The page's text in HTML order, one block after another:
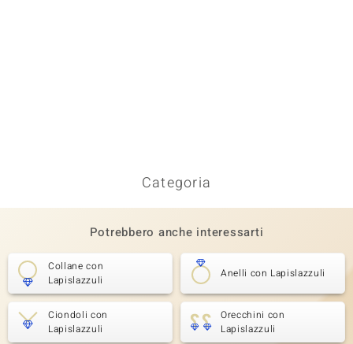
Categoria
Potrebbero anche interessarti
Collane con
Lapislazzuli
Anelli con Lapislazzuli
Ciondoli con
Lapislazzuli
Orecchini con
Lapislazzuli